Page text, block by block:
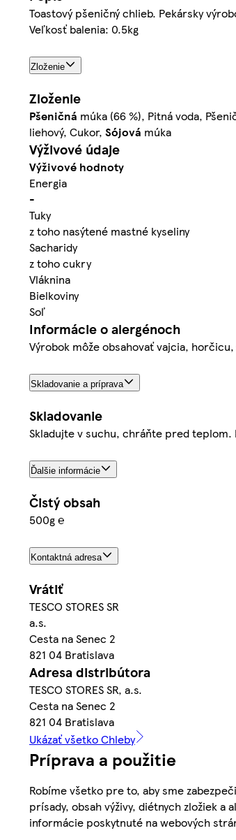
Toastový pšeničný chlieb. Pekársky
Veľkosť balenia: 0.5kg
Zloženie
Zloženie
Pšeničná múka (66 %), Pitná voda,
liehový, Cukor, Sójová múka
Výživové údaje
Výživové hodnoty
Energia
-
Tuky
z toho nasýtené mastné kyseliny
Sacharidy
z toho cukry
Vláknina
Bielkoviny
Soľ
Informácie o alergénoch
Výrobok môže obsahovať vajcia,
Skladovanie a príprava
Skladovanie
Skladujte v suchu, chráňte pred
Ďalšie informácie
Čistý obsah
500g ℮
Kontaktná adresa
Vrátiť
TESCO STORES SR
a.s.
Cesta na Senec 2
821 04 Bratislava
Adresa distribútora
TESCO STORES SR, a.s.
Cesta na Senec 2
821 04 Bratislava
Ukázať všetko Chleby
Príprava a použitie
Robíme všetko pre to, aby sme
prísady, obsah výživy, diétnych zložiek
informácie poskytnuté na webových